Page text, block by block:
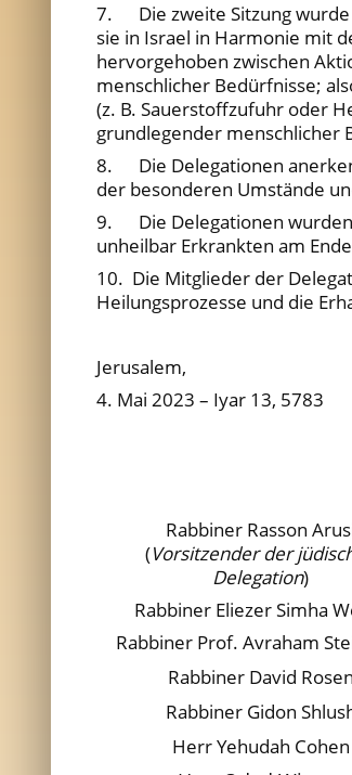
7. Die zweite Sitzung wurde
sie in Israel in Harmonie mit
hervorgehoben zwischen
menschlicher Bedürfnisse;
(z. B. Sauerstoffzufuhr oder
grundlegender menschlicher
8. Die Delegationen
der besonderen Umstände
9. Die Delegationen wurden
unheilbar Erkrankten am
10. Die Mitglieder der
Heilungsprozesse und die
Jerusalem,
4. Mai 2023 – Iyar 13, 5783
Rabbiner Rasson
(Vorsitzender der
Delegation)
Rabbiner Eliezer Simha
Rabbiner Prof. Avraham
Rabbiner David Rosen
Rabbiner Gidon
Herr Yehudah Cohen